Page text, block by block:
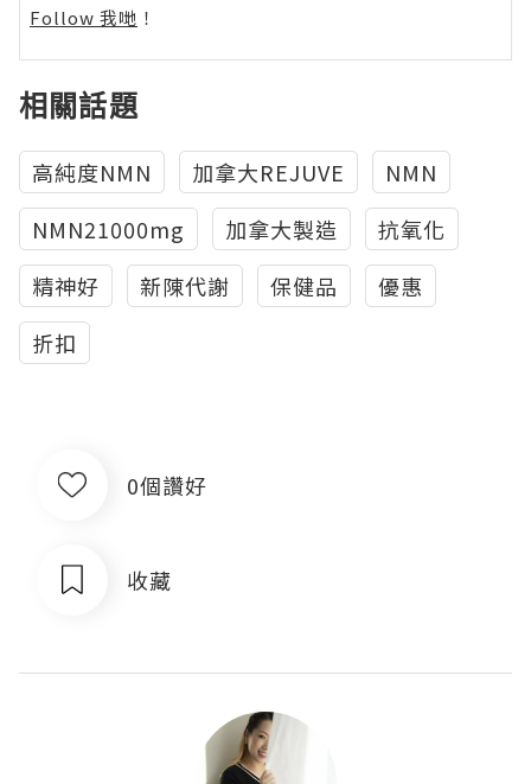
Follow 我哋 ！
相關話題
高純度NMN 加拿大REJUVE
NMN
NMN21000mg
加拿大製造
抗氧化
精神好
新陳代謝 保健品
優惠
折扣
0個讚好
收藏